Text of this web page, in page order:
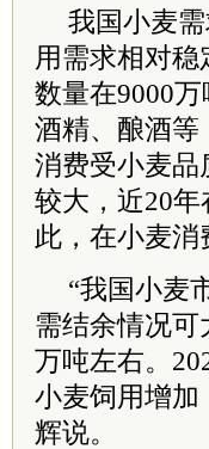
我国小麦
用需求相对
数量在9000
酒精、酿酒等
消费受小麦品
较大，近20
此，在小麦
“我国小麦
需结余情况可
万吨左右。
小麦饲用增加
辉说。